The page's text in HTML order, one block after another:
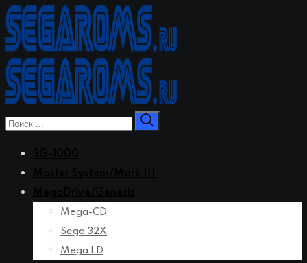
Перейти
к
контенту
Mega-CD
Sega 32X
Mega LD